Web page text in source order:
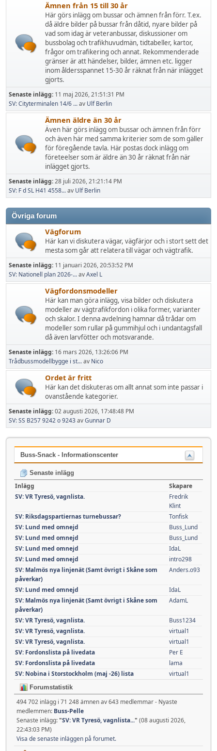
Ämnen från 15 till 30 år
Här görs inlägg om bussar och ämnen från förr. T.ex.
då äldre bilder på bussar från dåtid, nyare bilder på
vad som idag är veteranbussar, diskussioner om
bussbolag och trafikhuvudmän, tidtabeller, kartor,
frågor om trafikering och annat. Rekommenderade
gränser är att händelser, bilder, ämnen etc. ligger
inom åldersspannet 15-30 år räknat från när inlägget
gjorts.
Senaste inlägg: 11 maj 2026, 21:51:31 PM
SV: Cityterminalen 14/6 ...av Ulf Berlin
Ämnen äldre än 30 år
Även här görs inlägg om bussar och ämnen från förr
och även här med samma kriterier som de som gäller
för föregående tavla. Här postas dock inlägg om
företeelser som är äldre än 30 år räknat från när
inlägget gjorts.
Senaste inlägg:28 juli 2026, 21:21:14 PM
SV: F d SL H41 4558...av Ulf Berlin
Övriga forum
Vägforum
Här kan vi diskutera vägar, vägfärjor och i stort sett det
mesta som går att relatera till vägar och vägtrafik.
Senaste inlägg: 11 januari 2026, 20:53:52 PM
SV: Nationell plan 2026-...avAxel L
Vägfordonsmodeller
Här kan man göra inlägg, visa bilder och diskutera
modeller av vägtrafikfordon i olika former, varianter
och skalor. I denna avdelning hamnar då trådar om
modeller som rullar på gummihjul och i undantagsfall
då även larvfötter och motsvarande.
Senaste inlägg: 16 mars 2026, 13:26:06 PM
Trådbussmodellbygge i st...av Nico
Ordet är fritt
Här kan det diskuteras om allt annat som inte passar i
ovanstående kategorier.
Senaste inlägg:02 augusti 2026, 17:48:48 PM
SV: SS B257 9242 o 9243avGunnar D
Buss-Snack - Informationscenter
Senaste inlägg
Inlägg
Skapare
SV: VR Tyresö, vagnlista.
Fredrik
Klint
SV: Riksdagspartiernas turnebussar?
Tonfisk
SV: Lund med omnejd
Buss_Lund
SV: Lund med omnejd
Buss_Lund
SV: Lund med omnejd
IdaL
SV: Lund med omnejd
intro298
SV: Malmös nya linjenät (Samt övrigt i Skåne som
påverkar)
Anders.o93
SV: Lund med omnejd
IdaL
SV: Malmös nya linjenät (Samt övrigt i Skåne som
påverkar)
AdamL
SV: VR Tyresö, vagnlista.
Buss1234
SV: VR Tyresö, vagnlista.
virtual1
SV: VR Tyresö, vagnlista.
virtual1
SV: Fordonslista på livedata
Per E
SV: Fordonslista på livedata
lama
SV: Nobina i Storstockholm (maj -26) lista
virtual1
Forumstatistik
494 702 inlägg i 71 248 ämnen av 643 medlemmar - Nyaste
medlemmen: Buss-Pelle
Senaste inlägg:"SV: VR Tyresö, vagnlista..." (08 augusti 2026,
22:43:03 PM)
Visa de senaste inläggen på forumet.